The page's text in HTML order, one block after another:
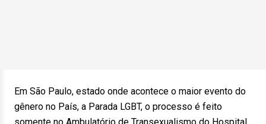
Em São Paulo, estado onde acontece o maior evento do
gênero no País, a Parada LGBT, o processo é feito